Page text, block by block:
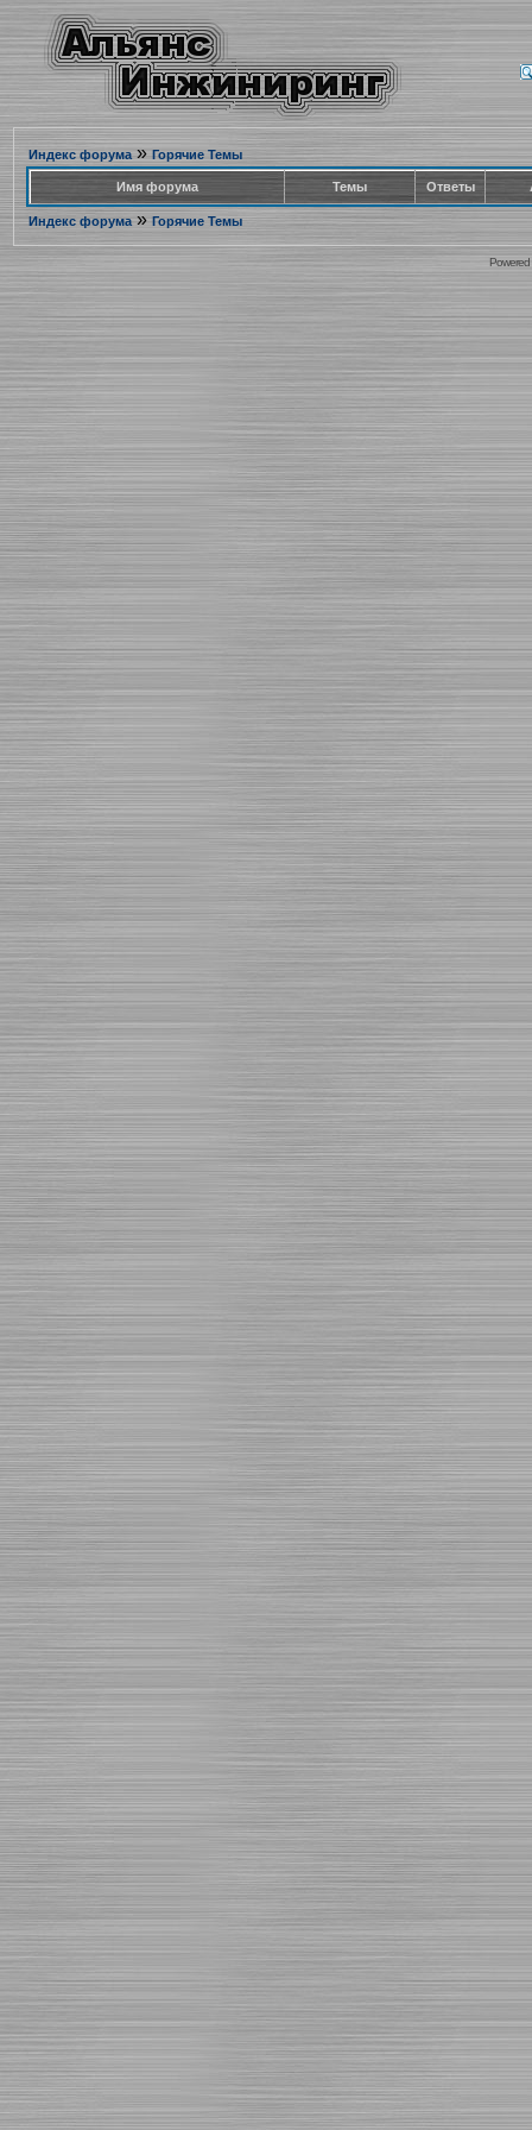
Индекс форума» Горячие Темы
Имя форума Темы Ответы
Индекс форума» Горячие Темы